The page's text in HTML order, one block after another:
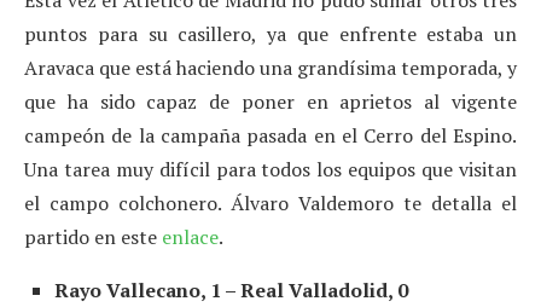
puntos para su casillero, ya que enfrente estaba un
Aravaca que está haciendo una grandísima temporada, y
que ha sido capaz de poner en aprietos al vigente
campeón de la campaña pasada en el Cerro del Espino.
Una tarea muy difícil para todos los equipos que visitan
el campo colchonero. Álvaro Valdemoro te detalla el
partido en este enlace.
Rayo Vallecano, 1 – Real Valladolid, 0